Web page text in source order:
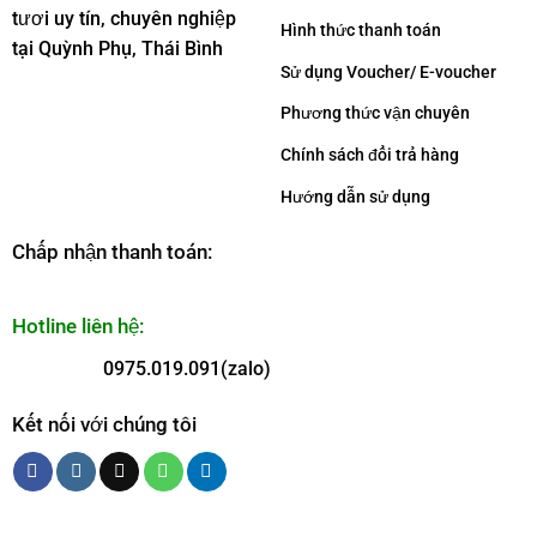
tươi uy tín, chuyên nghiệp
tại Quỳnh Phụ, Thái Bình
Hình thức thanh toán
Sử dụng Voucher/ E-voucher
Phương thức vận chuyên
Chính sách đổi trả hàng
Hướng dẫn sử dụng
Chấp nhận thanh toán:
Hotline liên hệ:
0975.019.091(zalo)
Kết nối với chúng tôi